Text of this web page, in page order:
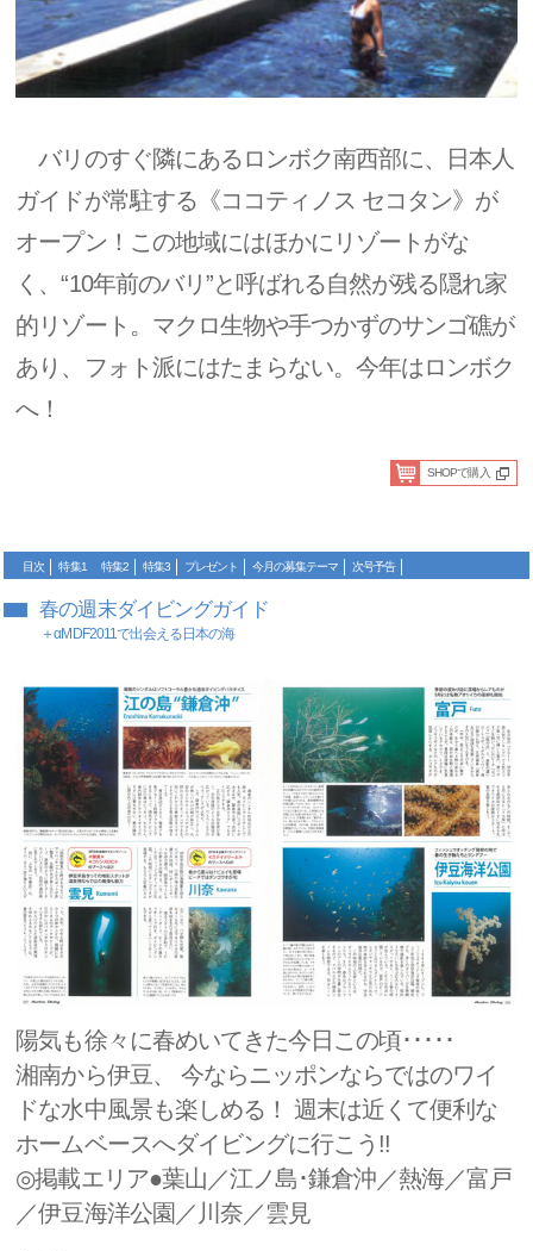
バリのすぐ隣にあるロンボク南西部に、日本人
ガイドが常駐する《ココティノス セコタン》が
オープン！この地域にはほかにリゾートがな
く、“10年前のバリ”と呼ばれる自然が残る隠れ家
的リゾート。マクロ生物や手つかずのサンゴ礁が
あり、フォト派にはたまらない。今年はロンボク
へ！
SHOPで購入
目次 特集1 特集2 特集3 プレゼント 今月の募集テーマ 次号予告
春の週末ダイビングガイド
＋αMDF2011で出会える日本の海
陽気も徐々に春めいてきた今日この頃･････
湘南から伊豆、 今ならニッポンならではのワイ
ドな水中風景も楽しめる！ 週末は近くて便利な
ホームベースへダイビングに行こう!!
◎掲載エリア●葉山／江ノ島･鎌倉沖／熱海／富戸
／伊豆海洋公園／川奈／雲見